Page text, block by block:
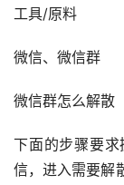
工具/原料
微信、微信群
微信群怎么解散
下面的步骤要
信，进入需要解